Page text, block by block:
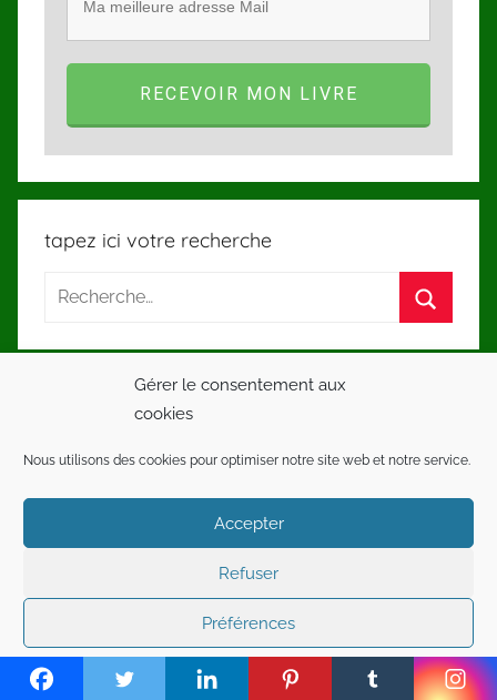
Gérer le consentement aux
cookies
Nous utilisons des cookies pour optimiser notre site web et notre service.
Accepter
Refuser
Préférences
Mentions légales
RECEVOIR MON LIVRE
tapez ici votre recherche
Bienvenue sur le blog dédié aux futurs
GRANDS MANAGERS !